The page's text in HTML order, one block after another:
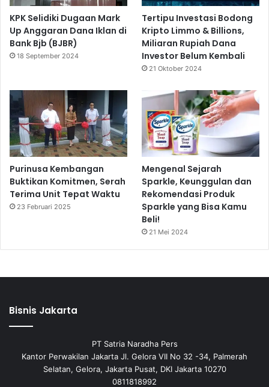
KPK Selidiki Dugaan Mark
Up Anggaran Dana Iklan di
Bank Bjb (BJBR)
18 September 2024
Tertipu Investasi Bodong
Kripto Limmo & Billions,
Miliaran Rupiah Dana
Investor Belum Kembali
21 Oktober 2024
Purinusa Kembangan
Buktikan Komitmen, Serah
Terima Unit Tepat Waktu
23 Februari 2025
Mengenal Sejarah
Sparkle, Keunggulan dan
Rekomendasi Produk
Sparkle yang Bisa Kamu
Beli!
21 Mei 2024
Bisnis Jakarta
PT Satria Naradha Pers
Kantor Perwakilan Jakarta Jl. Gelora VII No 32 -34, Palmerah
Selatan, Gelora, Jakarta Pusat, DKI Jakarta 10270
0811818992